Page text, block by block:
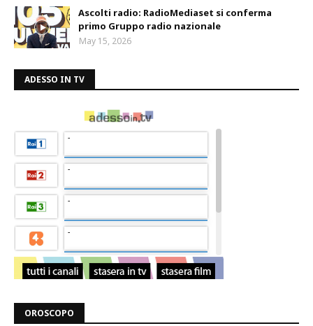
Ascolti radio: RadioMediaset si conferma
primo Gruppo radio nazionale
May 15, 2026
ADESSO IN TV
OROSCOPO